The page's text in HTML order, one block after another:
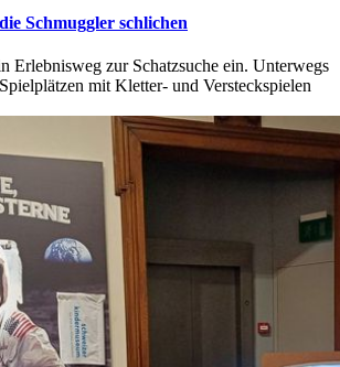
Schmuggler schlichen
Erlebnisweg zur Schatzsuche ein. Unterwegs
mit Kletter- und Versteckspielen